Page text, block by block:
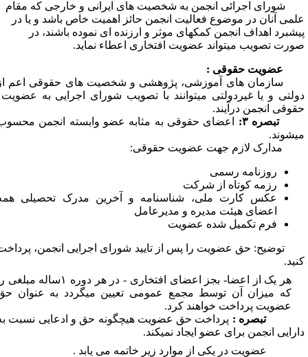
شورای اجرائی انجمن به شخصیت­ های ایرانی و خارجی که مقام
آنان در موضوع فعالیت انجمن حائز اهمیت خاص باشد و یا در
اهداف انجمن کمکهای موثر و ارزنده ­ای نموده باشند، در
تصویب می­تواند عضویت افتخاری اعطاء نماید.
عضویت حقوقی :
های آموزشی، پژوهشی و شخصیت ­های حقوقی اعم از
و یا غیردولتی میتوانند با تصویب شورای اجرایی به عضویت
انجمن درآیند.
۳:
اعضای حقوقی به مثابه عضو وابسته انجمن محسوب
لازم جهت عضویت حقوقی:
روزنامه رسمی
رزمه کوتاه از شرکت
عکس کارت ملی، شناسنامه و آخرین مدرک تحصیلی همه
اعضای هیئت مدیره و مدیرعامل
فرم تکمیل شده عضویت
توضیح: حق عضویت را پس از تایید شورای اجرایی انجمن، پرداخت
هر یک از اعضا- بجز اعضای افتخاری - در هر دوره ۱ساله مبلغی را
که میزان آن توسط مجمع عمومی تعیین می­گردد به عنوان حق
عضویت پرداخت خواهند کرد.
: پرداخت حق عضویت هیچگونه حق و ادعایی نسبت به
انجمن برای عضو ایجاد نمی­کند.
عضویت در یکی از موارد زیر خاتمه می یابد .